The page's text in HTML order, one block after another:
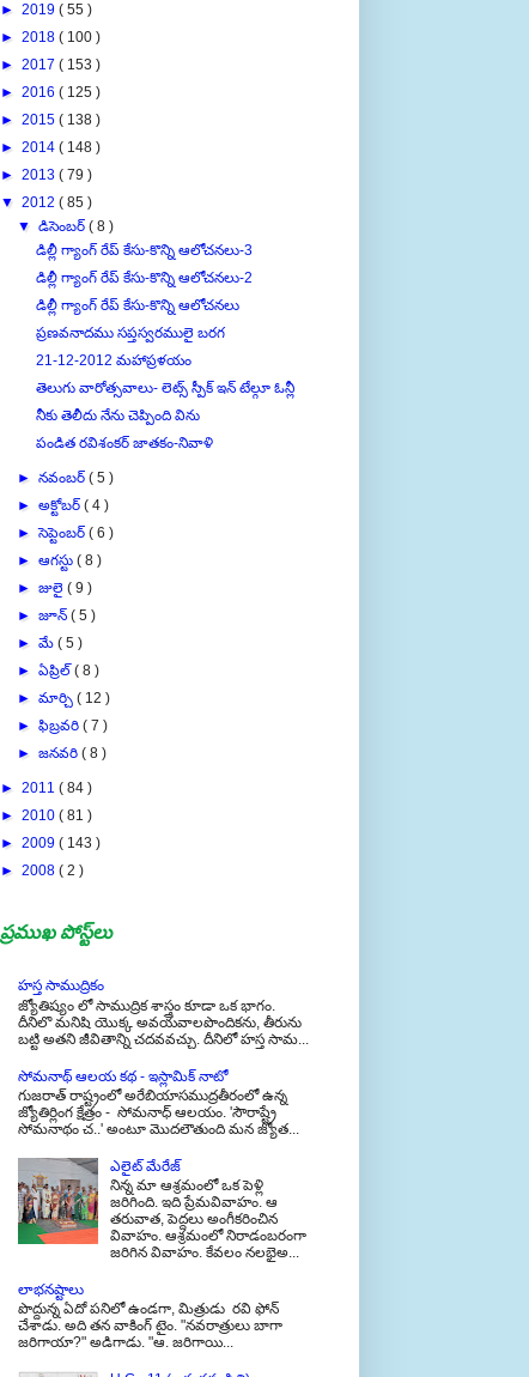
► 2019 ( 55 )
► 2018 ( 100 )
► 2017 ( 153 )
► 2016 ( 125 )
► 2015 ( 138 )
► 2014 ( 148 )
► 2013 ( 79 )
▼ 2012 ( 85 )
▼డిసెంబర్( 8 )
డిల్లీ గ్యాంగ్ రేప్ కేసు-కొన్ని ఆలోచనలు-3
డిల్లీ గ్యాంగ్ రేప్ కేసు-కొన్ని ఆలోచనలు-2
డిల్లీ గ్యాంగ్ రేప్ కేసు-కొన్ని ఆలోచనలు
ప్రణవనాదము సప్తస్వరములై బరగ
21-12-2012 మహాప్రళయం
తెలుగు వారోత్సవాలు- లెట్స్ స్పీక్ ఇన్ టేల్గూ ఓన్లీ
నీకు తెలీదు నేను చెప్పింది విను
పండిత రవిశంకర్ జాతకం-నివాళి
►నవంబర్( 5 )
►అక్టోబర్( 4 )
►సెప్టెంబర్( 6 )
►ఆగస్టు( 8 )
►జులై( 9 )
►జూన్( 5 )
►మే( 5 )
►ఏప్రిల్( 8 )
►మార్చి( 12 )
►ఫిబ్రవరి( 7 )
►జనవరి( 8 )
► 2011 ( 84 )
► 2010 ( 81 )
► 2009 ( 143 )
► 2008 ( 2 )
ప్రముఖ పోస్ట్‌లు
హస్త సాముద్రికం
జ్యోతిష్యం లో సాముద్రిక శాస్త్రం కూడా ఒక భాగం.
దీనిలొ మనిషి యొక్క అవయవాలపొందికను, తీరును
బట్టి అతని జీవితాన్ని చదవవచ్చు. దీనిలో హస్త సామ...
సోమనాథ్ ఆలయ కథ - ఇస్లామిక్ నాటో
గుజరాత్ రాష్ట్రంలో అరేబియాసముద్రతీరంలో ఉన్న
జ్యోతిర్లింగ క్షేత్రం - సోమనాధ్ ఆలయం. 'సౌరాష్ట్రే
సోమనాథం చ..' అంటూ మొదలౌతుంది మన జ్యోత...
ఎలైట్ మేరేజ్
నిన్న మా ఆశ్రమంలో ఒక పెళ్లి
జరిగింది. ఇది ప్రేమవివాహం. ఆ
తరువాత, పెద్దలు అంగీకరించిన
వివాహం. ఆశ్రమంలో నిరాడంబరంగా
జరిగిన వివాహం. కేవలం నలభైఅ...
లాభనష్టాలు
పొద్దున్న ఏదో పనిలో ఉండగా, మిత్రుడు రవి ఫోన్
చేశాడు. అది తన వాకింగ్ టైం. "నవరాత్రులు బాగా
జరిగాయా?" అడిగాడు. "ఆ. జరిగాయి...